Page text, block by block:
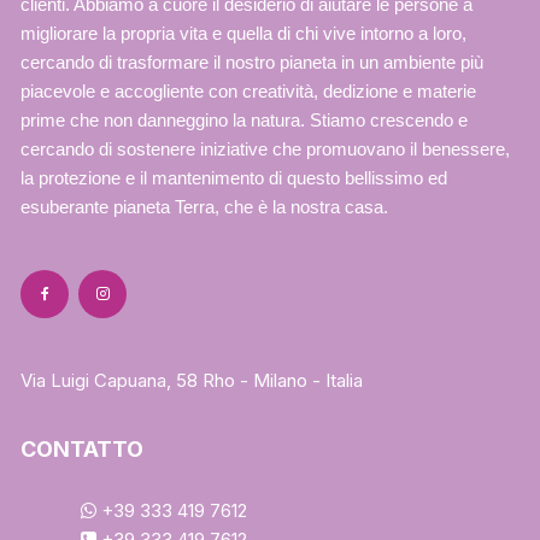
migliorare la propria vita e quella di chi vive intorno a loro,
cercando di trasformare il nostro pianeta in un ambiente più
piacevole e accogliente con creatività, dedizione e materie
prime che non danneggino la natura. Stiamo crescendo e
cercando di sostenere iniziative che promuovano il benessere,
la protezione e il mantenimento di questo bellissimo ed
esuberante pianeta Terra, che è la nostra casa.
Via Luigi Capuana, 58 Rho - Milano - Italia
CONTATTO
+39 333 419 7612